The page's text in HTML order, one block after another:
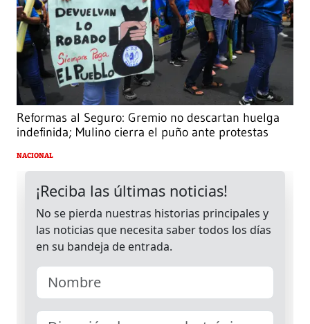
Reformas al Seguro: Gremio no descartan huelga
indefinida; Mulino cierra el puño ante protestas
NACIONAL